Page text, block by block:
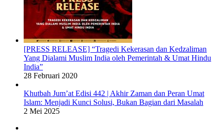
[PRESS RELEASE] “Tragedi Kekerasan dan Kedzaliman
Yang Dialami Muslim India oleh Pemerintah & Umat Hindu
India”
28 Februari 2020
Khutbah Jum’at Edisi 442 | Akhir Zaman dan Peran Umat
Islam: Menjadi Kunci Solusi, Bukan Bagian dari Masalah
2 Mei 2025